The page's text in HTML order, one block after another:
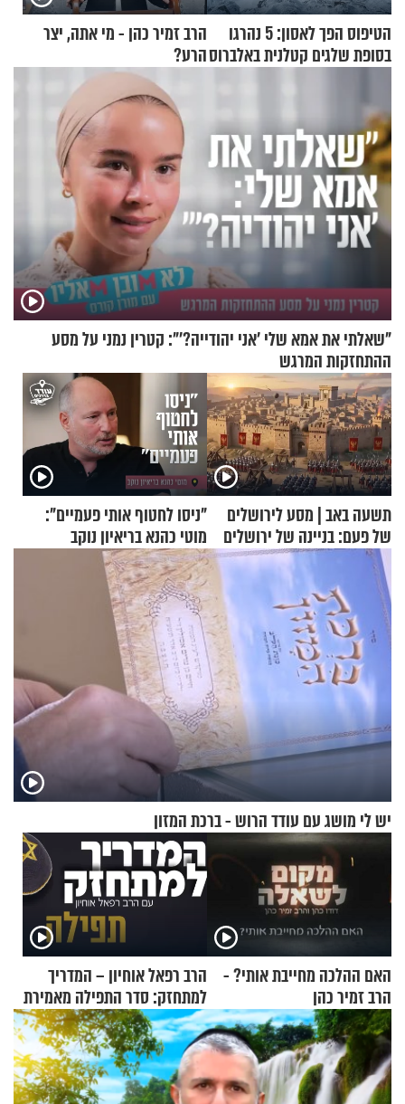
הטיפוס הפך לאסון: 5 נהרגו
בסופת שלגים קטלנית באלברוס
הרב זמיר כהן - מי אתה, יצר
הרע?
"שאלתי את אמא שלי 'אני יהודייה?'": קטרין נמני על מסע
ההתחזקות המרגש
תשעה באב | מסע לירושלים
של פעם: בניינה של ירושלים
"ניסו לחטוף אותי פעמיים":
מוטי כהנא בריאיון נוקב
יש לי מושג עם עודד הרוש - ברכת המזון
האם ההלכה מחייבת אותי? -
הרב זמיר כהן
הרב רפאל אוחיון – המדריך
למתחזק: סדר התפילה מאמירת
הקורבנות ועד קריאת שמע